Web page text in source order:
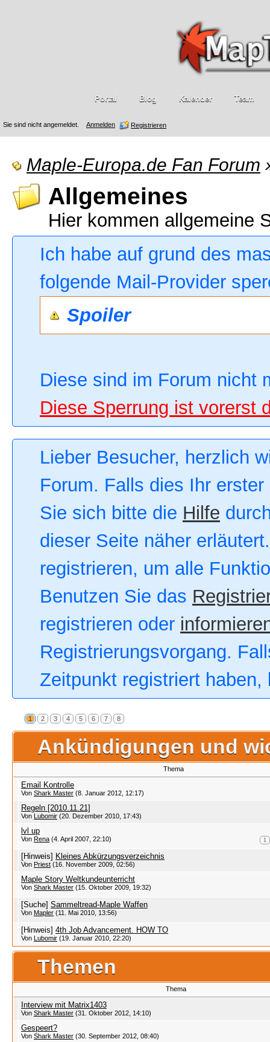
Sie sind nicht angemeldet. Anmelden Registrieren
Portal Blog Kalender Team
Maple-Europa.de Fan Forum
Allgemeines
Hier kommen allgemeine
Ich habe auf grund des
folgende Mail-Provider
Spoiler
Diese sind im Forum nicht
Diese Sperrung ist vorerst
Lieber Besucher, herzlich
Forum. Falls dies Ihr
Sie sich bitte die Hilfe
dieser Seite näher
registrieren, um alle
Benutzen Sie das
registrieren oder
Registrierungsvorgang.
Zeitpunkt registriert
1 2 3 4 5 6 7 8
Ankündigungen und
Thema
Email Kontrolle
Von Shark Master (8. Januar 2012, 12:17)
Regeln [2010.11.21]
Von Lubomir (20. Dezember 2010, 17:43)
lvl up
1
Von Rena (4. April 2007, 22:10)
[Hinweis] Kleines Abkürzungsverzeichnis
Von Priest (16. November 2009, 02:56)
Maple Story Weltkundeunterricht
Von Shark Master (15. Oktober 2009, 19:32)
[Suche] Sammeltread-Maple Waffen
Von Mapler (11. Mai 2010, 13:56)
[Hinweis] 4th Job Advancement. HOW TO
Von Lubomir (19. Januar 2010, 22:20)
Themen
Thema
Interview mit Matrix1403
Von Shark Master (31. Oktober 2012, 14:10)
Gespeert?
Von Shark Master (30. September 2012, 08:40)